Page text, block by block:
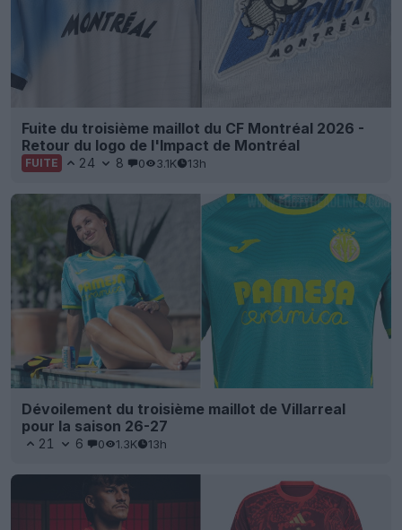
Fuite du troisième maillot du CF Montréal 2026 -
Retour du logo de l'Impact de Montréal
FUITE 24 8 0 3.1K 13h
Dévoilement du troisième maillot de Villarreal
pour la saison 26-27
21 6 0 1.3K 13h